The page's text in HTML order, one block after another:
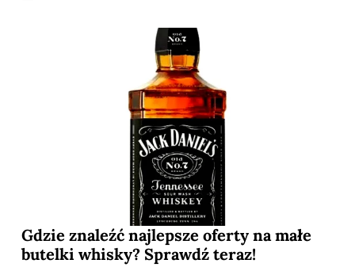
Gdzie znaleźć najlepsze oferty na małe
butelki whisky? Sprawdź teraz!